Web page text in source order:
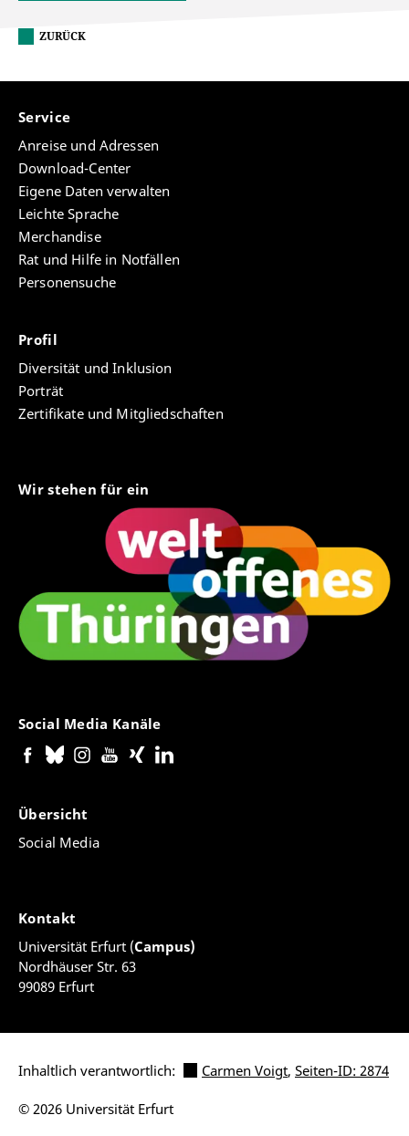
ZURÜCK
Service
Anreise und Adressen
Download-Center
Eigene Daten verwalten
Leichte Sprache
Merchandise
Rat und Hilfe in Notfällen
Personensuche
Profil
Diversität und Inklusion
Porträt
Zertifikate und Mitgliedschaften
Wir stehen für ein
Social Media Kanäle
Übersicht
Social Media
Kontakt
Universität Erfurt (Campus)
Nordhäuser Str. 63
99089 Erfurt
Inhaltlich verantwortlich: Carmen Voigt, Seiten-ID: 2874
© 2026 Universität Erfurt